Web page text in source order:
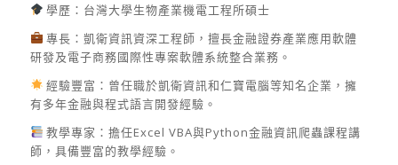
學歷：台灣大學生物產業機電工程所碩士
專長：凱衛資訊資深工程師，擅長金融證券產業應用軟體
研發及電子商務國際性專案軟體系統整合業務。
經驗豐富：曾任職於凱衛資訊和仁寶電腦等知名企業，擁
有多年金融與程式語言開發經驗。
教學專家：擔任Excel VBA與Python金融資訊爬蟲課程講
師，具備豐富的教學經驗。